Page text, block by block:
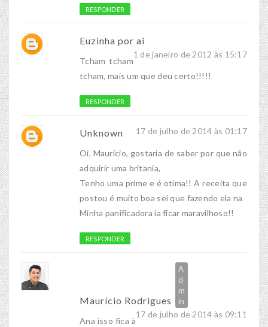
RESPONDER
Euzinha por ai
1 de janeiro de 2012 às 15:17
Tcham tcham
tcham, mais um que deu certo!!!!!
RESPONDER
Unknown 17 de julho de 2014 às 01:17
Oi, Maurício, gostaria de saber por que não
adquirir uma britania,
Tenho uma prime e é otima!! A receita que
postou é muito boa sei que fazendo ela na
Minha panificadora ia ficar maravilhoso!!
RESPONDER
Maurício Rodrigues
17 de julho de 2014 às 09:11
Ana isso fica à